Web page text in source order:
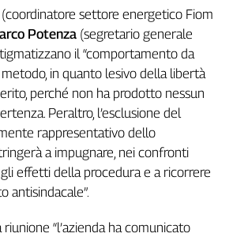
(coordinatore settore energetico Fiom
Potenza (segretario generale
il “comportamento da
in quanto lesivo della libertà
perché non ha prodotto nessun
Peraltro, l’esclusione del
rappresentativo dello
a impugnare, nei confronti
effetti della procedura e a ricorrere
antisindacale”.
“l’azienda ha comunicato